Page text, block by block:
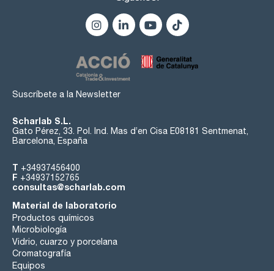
Suscríbete a la Newsletter
Scharlab S.L.
Gato Pérez, 33. Pol. Ind. Mas d’en Cisa E08181 Sentmenat,
Barcelona, España
T +34937456400
F +34937152765
consultas@scharlab.com
Material de laboratorio
Productos químicos
Microbiología
Vidrio, cuarzo y porcelana
Cromatografía
Equipos